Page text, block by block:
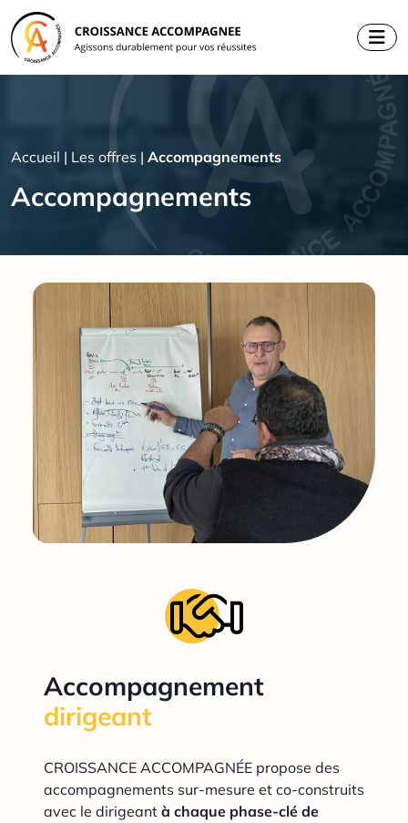
Aller
au
contenu
Accueil | Les offres | Accompagnements
Accompagnements
Accompagnement
dirigeant
CROISSANCE ACCOMPAGNÉE propose des
accompagnements sur-mesure et co-construits
avec le dirigeant à chaque phase-clé de